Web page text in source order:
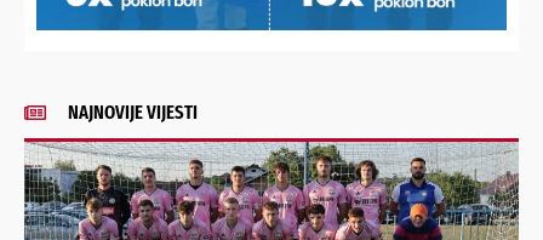
Alternative:
NAJNOVIJE VIJESTI